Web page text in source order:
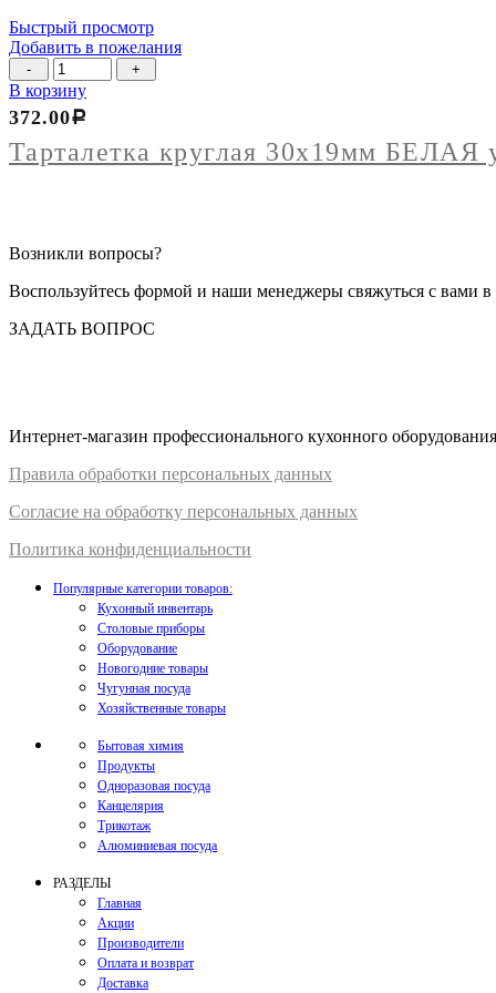
Быстрый просмотр
Добавить в пожелания
Количество
товара
Тарталетка
круглая
30х19мм
БЕЛАЯ
В корзину
Тарталетка круглая 30х19мм БЕЛАЯ
372.00Р
Возникли вопросы?
Воспользуйтесь формой и наши менеджеры свяжуться с вами
ЗАДАТЬ ВОПРОС
Интернет-магазин профессионального кухонного
Правила обработки персональных данных
Согласие на обработку персональных данных
Политика конфиденциальности
Популярные категории товаров:
Кухонный инвентарь
Столовые приборы
Оборудование
Новогодние товары
Чугунная посуда
Хозяйственные товары
Бытовая химия
Продукты
Одноразовая посуда
Канцелярия
Трикотаж
Алюминиевая посуда
РАЗДЕЛЫ
Главная
Акции
Производители
Оплата и возврат
Доставка